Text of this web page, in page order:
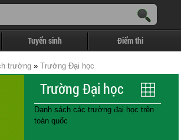
Tuyển sinh Điểm thi
trường » Trường Đại học
Trường Đại học
Danh sách các trường đại học trên
toàn quốc